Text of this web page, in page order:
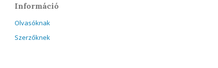
Információ
Olvasóknak
Szerzőknek